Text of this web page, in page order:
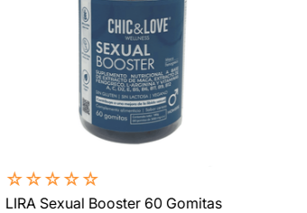
☆☆☆☆☆
LIRA Sexual Booster 60 Gomitas